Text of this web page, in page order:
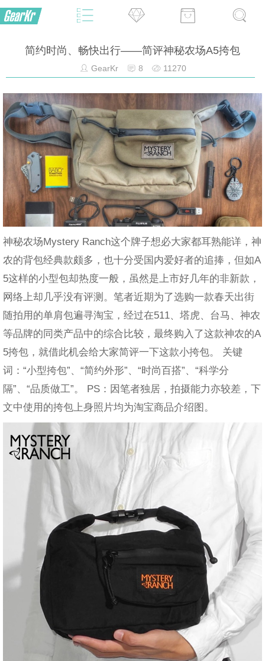
简约时尚、畅快出行——简评神秘农场A5挎包
GearKr 8 11270
神秘农场Mystery Ranch这个牌子想必大家都耳熟能详，神
农的背包经典款颇多，也十分受国内爱好者的追捧，但如A
5这样的小型包却热度一般，虽然是上市好几年的非新款，
网络上却几乎没有评测。笔者近期为了选购一款春天出街
随拍用的单肩包遍寻淘宝，经过在511、塔虎、台马、神农
等品牌的同类产品中的综合比较，最终购入了这款神农的A
5挎包，就借此机会给大家简评一下这款小挎包。 关键
词：“小型挎包”、“简约外形”、“时尚百搭”、“科学分
隔”、“品质做工”。 PS：因笔者独居，拍摄能力亦较差，下
文中使用的挎包上身照片均为淘宝商品介绍图。